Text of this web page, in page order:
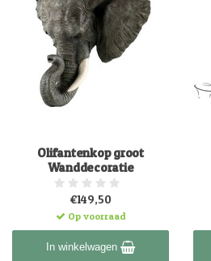
Olifantenkop groot
Wanddecoratie
€149,50
Op voorraad
In winkelwagen